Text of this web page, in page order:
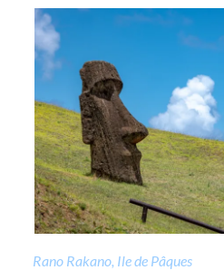
Rano Rakano, Ile de Pâques